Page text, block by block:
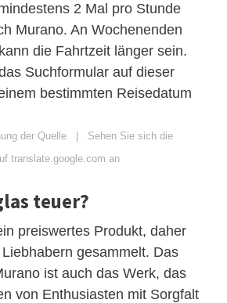
2 Mal pro Stunde
Murano. An Wochenenden
die Fahrtzeit länger sein.
Suchformular auf dieser
bestimmten Reisedatum
der Quelle | Sehen Sie sich die
translate.google.com an
teuer?
preiswertes Produkt, daher
gesammelt. Das
ist auch das Werk, das
von Enthusiasten mit Sorgfalt